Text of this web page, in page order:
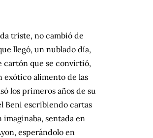
triste, no cambió de
llegó, un nublado día,
cartón que se convirtió,
exótico alimento de las
los primeros años de su
Beni escribiendo cartas
imaginaba, sentada en
esperándolo en